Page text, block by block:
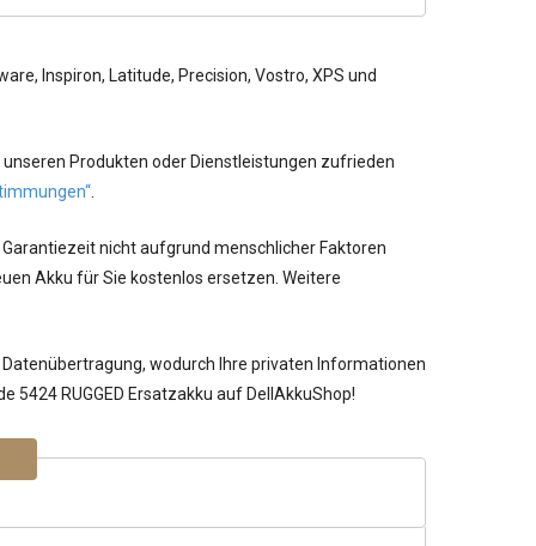
Inspiron, Latitude, Precision, Vostro, XPS und
Produkten oder Dienstleistungen zufrieden
nicht aufgrund menschlicher Faktoren
Akku für Sie kostenlos ersetzen. Weitere
wodurch Ihre privaten Informationen
RUGGED Ersatzakku auf DellAkkuShop!